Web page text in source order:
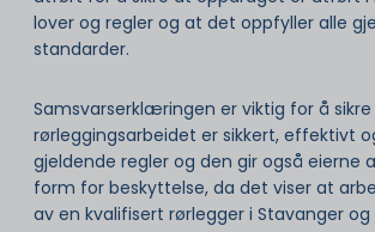
lover og regler og at det oppfyller alle
standarder.
Samsvarserklæringen er viktig for å
rørleggingsarbeidet er sikkert, effektivt
gjeldende regler og den gir også eierne
form for beskyttelse, da det viser at
av en kvalifisert rørlegger i Stavanger